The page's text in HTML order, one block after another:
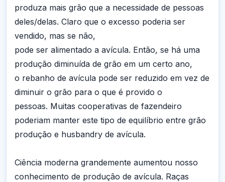
produza mais grão que a necessidade de pessoas
deles/delas. Claro que o excesso poderia ser
vendido, mas se não,
pode ser alimentado a avícula. Então, se há uma
produção diminuída de grão em um certo ano,
o rebanho de avícula pode ser reduzido em vez de
diminuir o grão para o que é provido o
pessoas. Muitas cooperativas de fazendeiro
poderiam manter este tipo de equilíbrio entre grão
produção e husbandry de avícula.
Ciência moderna grandemente aumentou nosso
conhecimento de produção de avícula. Raças